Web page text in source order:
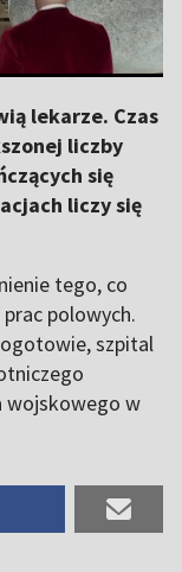
lekarze. Czas
liczby
się
liczy się
tego, co
polowych.
szpital
wojskowego w